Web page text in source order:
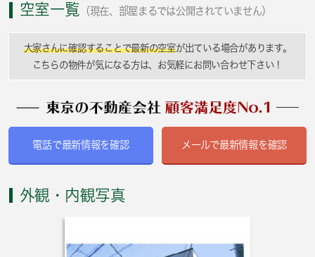
空室一覧 （現在、部屋まるでは公開されていません）
大家さんに確認することで最新の空室が出ている場合があります。
こちらの物件が気になる方は、お気軽にお問い合わせ下さい！
電話で最新情報を確認 メールで最新情報を確認
外観・内観写真